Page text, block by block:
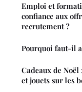
Emploi et
confiance aux
recrutement ?
Pourquoi faut-il
Cadeaux de
et jouets sur les